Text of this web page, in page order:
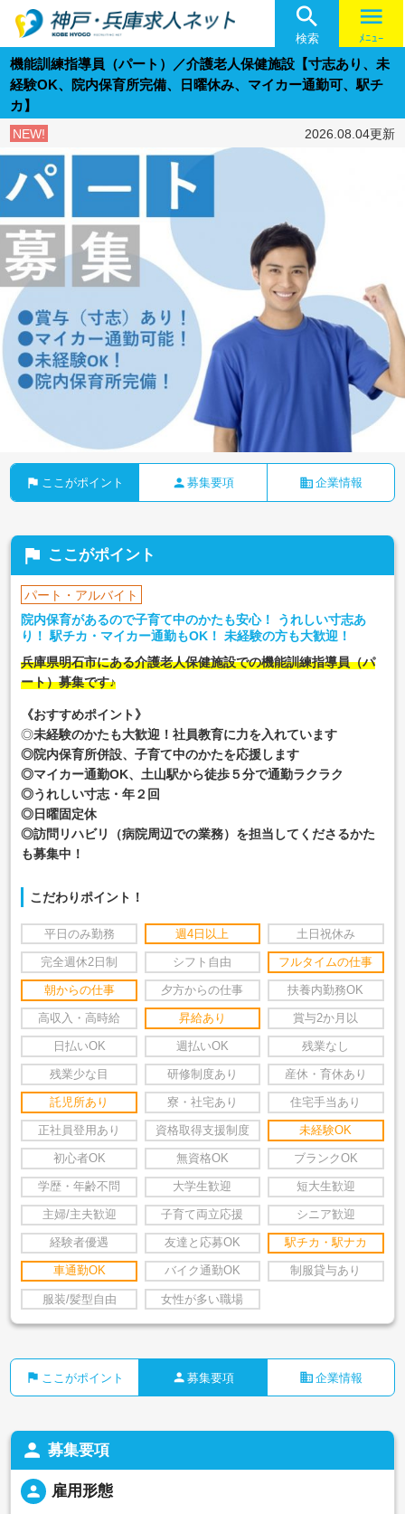

検索
menu
ﾒﾆｭｰ
機能訓練指導員（パート）／介護老人保健施設【寸志あり、未
経験OK、院内保育所完備、日曜休み、マイカー通勤可、駅チ
カ】
NEW! 2026.08.04更新
flag ここがポイント person 募集要項 business 企業情報
flag ここがポイント
パート・アルバイト
院内保育があるので子育て中のかたも安心！ うれしい寸志あ
り！ 駅チカ・マイカー通勤もOK！ 未経験の方も大歓迎！
兵庫県明石市にある介護老人保健施設での機能訓練指導員（パ
ート）募集です♪
《おすすめポイント》
◎未経験のかたも大歓迎！社員教育に力を入れています
◎院内保育所併設、子育て中のかたを応援します
◎マイカー通勤OK、土山駅から徒歩５分で通勤ラクラク
◎うれしい寸志・年２回
◎日曜固定休
◎訪問リハビリ（病院周辺での業務）を担当してくださるかた
も募集中！
こだわりポイント！
平日のみ勤務 週4日以上 土日祝休み
完全週休2日制 シフト自由 フルタイムの仕事
朝からの仕事 夕方からの仕事 扶養内勤務OK
高収入・高時給 昇給あり 賞与2か月以
日払いOK 週払いOK 残業なし
残業少な目 研修制度あり 産休・育休あり
託児所あり 寮・社宅あり 住宅手当あり
正社員登用あり 資格取得支援制度 未経験OK
初心者OK 無資格OK ブランクOK
学歴・年齢不問 大学生歓迎 短大生歓迎
主婦/主夫歓迎 子育て両立応援 シニア歓迎
経験者優遇 友達と応募OK 駅チカ・駅ナカ
車通勤OK バイク通勤OK 制服貸与あり
服装/髪型自由 女性が多い職場
flag ここがポイント person 募集要項 business 企業情報
person 募集要項
person 雇用形態